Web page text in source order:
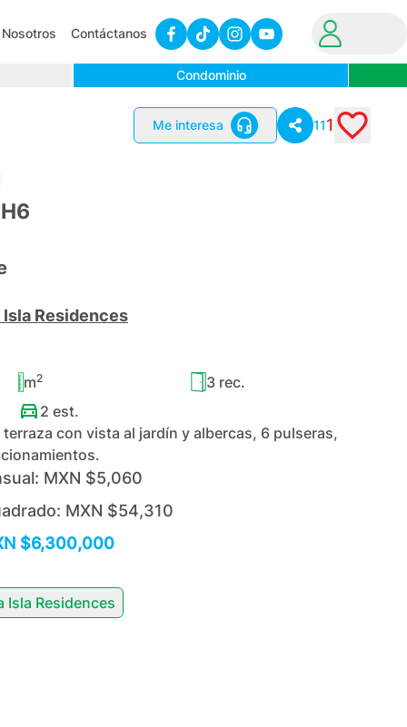
Nosotros Contáctanos
Condominio
Me interesa 111
Isla Residences
m2 3rec.
2 est.
con vista al jardín y albercas, 6 pulseras,
MXN $5,060
MXN $54,310
$6,300,000
Isla Residences